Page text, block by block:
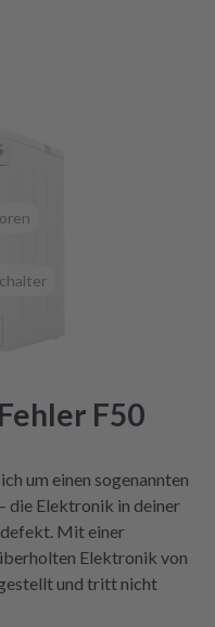
F50
um einen sogenannten
die Elektronik in deiner
Mit einer
Elektronik von
und tritt nicht